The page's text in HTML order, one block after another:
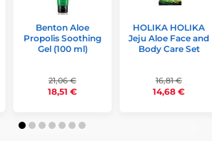
Benton Aloe
Propolis Soothing
Gel (100 ml)
21,06 €
18,51 €
HOLIKA HOLIKA
Jeju Aloe Face and
Body Care Set
16,81 €
14,68 €